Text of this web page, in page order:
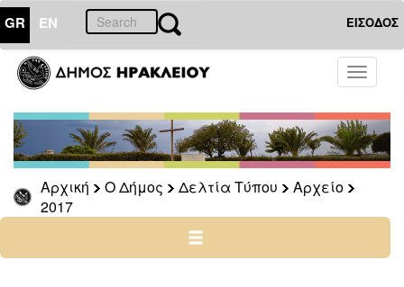
GR EN ΕΙΣΟΔΟΣ
Toggle
Αρχική Ο Δήμος Δελτία Τύπου
Αρχείο
2017
ΔΗΜΟΣ
Δελτία
Τύπου
Αρχείο
2026
2025